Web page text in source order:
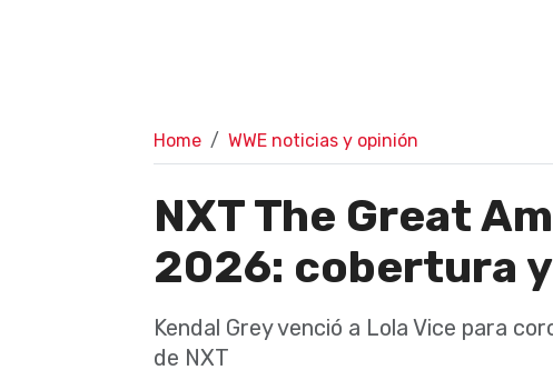
Home WWE noticias y opinión
NXT The Great
2026: cobertura
Kendal Grey venció a Lola Vice para
de NXT